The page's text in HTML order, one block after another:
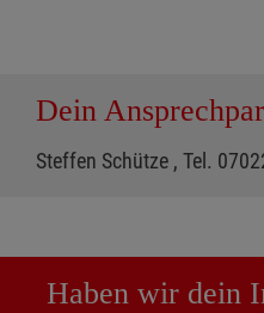
Dein
Steffen Schütze , Tel.
Haben wir dein